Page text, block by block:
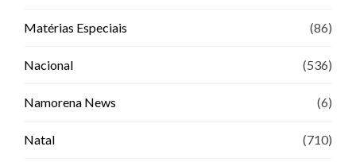
Matérias Especiais (86)
Nacional (536)
Namorena News (6)
Natal (710)